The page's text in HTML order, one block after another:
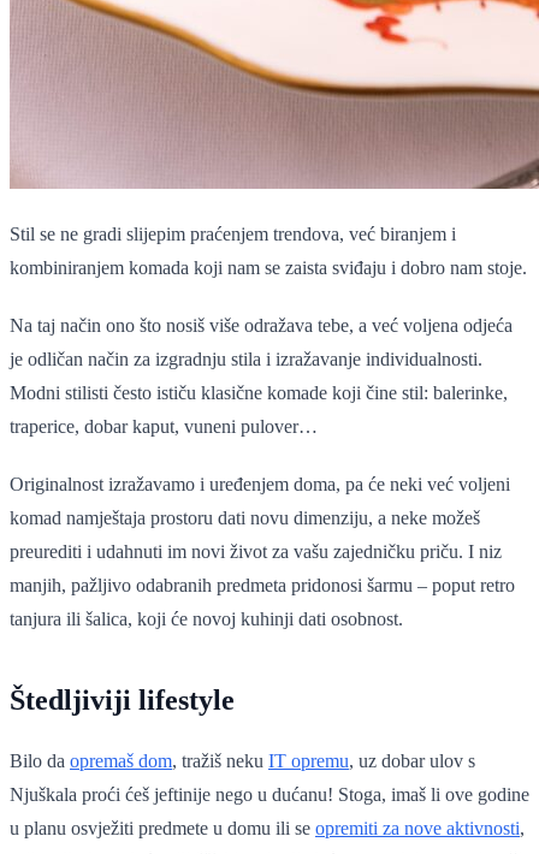
Stil se ne gradi slijepim praćenjem trendova, već biranjem i
kombiniranjem komada koji nam se zaista sviđaju i dobro nam stoje.
Na taj način ono što nosiš više odražava tebe, a već voljena odjeća
je odličan način za izgradnju stila i izražavanje individualnosti.
Modni stilisti često ističu klasične komade koji čine stil: balerinke,
traperice, dobar kaput, vuneni pulover…
Originalnost izražavamo i uređenjem doma, pa će neki već voljeni
komad namještaja prostoru dati novu dimenziju, a neke možeš
preurediti i udahnuti im novi život za vašu zajedničku priču. I niz
manjih, pažljivo odabranih predmeta pridonosi šarmu – poput retro
tanjura ili šalica, koji će novoj kuhinji dati osobnost.
Štedljiviji lifestyle
Bilo da opremaš dom, tražiš neku IT opremu, uz dobar ulov s
Njuškala proći ćeš jeftinije nego u dućanu! Stoga, imaš li ove godine
u planu osvježiti predmete u domu ili se opremiti za nove aktivnosti,